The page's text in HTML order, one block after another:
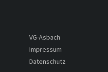
VG-Asbach
Impressum
Datenschutz